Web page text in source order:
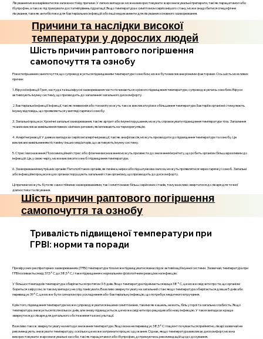
Лікування може варіюватися в залежності від причини. У легких випадках можна використовувати жарознижувальні препарати, такі як парацетамол або
ібупрофен, а також підтримувати достатній рівень гідратації. Якщо температура є симптомом серйознішого стану, може знадобитися специфічне
лікування, таке як антибіотики для бактеріальних інфекцій або інші медикаменти для лікування основного захворювання.
Причини та наслідки високої
температури у дорослих людей
Шість причин раптового погіршення
самопочуття та ознобу
Різке погіршення самопочуття, що супроводжується підвищенням температури і ознобом, може бути викликане різними факторами. Ось шість можливих
причин:
1. Вірусні інфекції: Грип, застуда та інші вірусні захворювання часто починаються з різкого підвищення температури, супроводжуючись ознобом. Віруси
активізують імунну систему, що призводить до запалення і загального дискомфорту.
2. Бактеріальні інфекції: Інфекції, такі як пневмонія або тонзиліт, можуть також викликати різке збільшення температури. Бактерії в організмі стимулюють
імунну відповідь, що проявляється у вигляді гарячки і ознобу.
3. Запальні процеси: Хронічні запальні захворювання, такі як артрит або імунні порушення, можуть спровокувати підвищення температури тіла. Запалення
тканин викликає вивільнення певних хімічних речовин, які впливають на терморегуляцію.
4. Алергічні реакції: У деяких випадках серйозні алергічні реакції, такі як анафілаксія, можуть призводити до підвищення температури та ознобу. Це
викликано вивільненням гістаміну і інших медіаторів, що активують імунну систему.
5. Стрес і виснаження: Психоемоційний стрес або фізичне виснаження можуть призвести до зниження імунітету, що робить організм більш вразливим до
інфекцій. Це, у свою чергу, може викликати озноб і підвищення температури.
6. Захворювання внутрішніх органів: Патології таких органів, як печінка, нирки або підшлункова залоза, можуть проявлятися через гарячку і озноб. Запальні
або інфекційні процеси в цих органах порушують загальний стан організму, що призводить до дискомфорту.
Ці причини можуть бути як самостійними захворюваннями, так і симптомами більш серйозних станів, тому важливо звертатися до лікаря для точної
діагностики та лікування.
Шість причин раптового погіршення
самопочуття та ознобу
Тривалість підвищеної температури при
ГРВІ: норми та поради
При вірусних респіраторних захворюваннях (ГРВІ) температура тіла може підвищуватися внаслідок активізації імунної системи. Зазвичай, температура при
ГРВІ коливається від 37,5°C до 38,5°C, і таке підвищення є нормальним фізіологічним реакцією на інфекцію.
У більшості випадків температура зберігається протягом 3-5 днів. Якщо температура піднімається вище 38°C, це може свідчити про те, що організм
бореться з вірусом, і в такому випадку не слід панікувати. Важливо звернути увагу на загальний стан: якщо температура зберігається довше 5 днів або
перевищує 39°C, це може бути сигналом про ускладнення або бактеріальну інфекцію, що потребує медичного втручання.
Крім того, підвищення температури може супроводжуватися іншими симптомами, такими як кашель, нежить, біль у горлі та загальна слабкість. Якщо
температура знижується після кількох днів, але знову підвищується, це може свідчити про рецидив або нову інфекцію. У таких випадках краще
звернутися до лікаря для детального обстеження та консультації.
Важливо також звернути увагу на методи зниження температури. Якщо вона не перевищує 38,5°C і пацієнт почувається прийнятно, лікарі зазвичай не
рекомендують знижувати температуру, оскільки це може затримати процес одужання. Однак, якщо температура викликає дискомфорт, можна
використовувати жарознижувальні засоби, такі як парацетамол або ібупрофен, дотримуючись рекомендацій щодо дозування.